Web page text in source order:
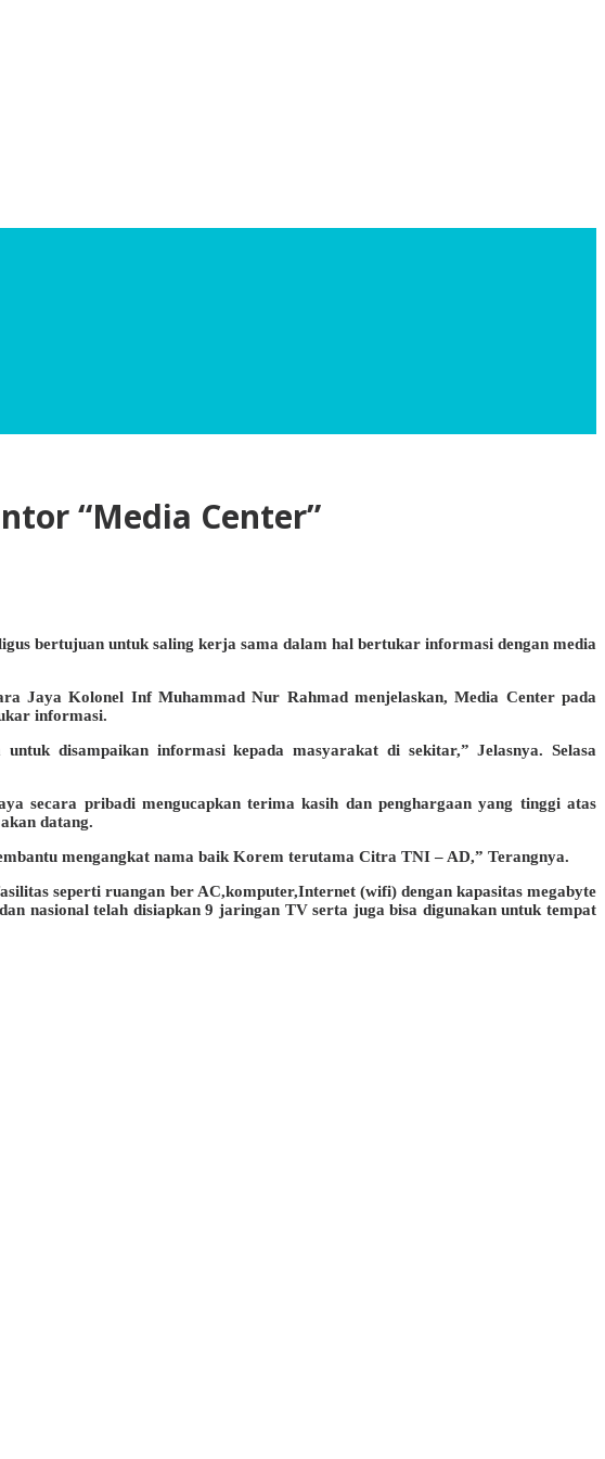
“Media Center”
bertujuan untuk saling kerja sama dalam hal bertukar informasi dengan media
Jaya Kolonel Inf Muhammad Nur Rahmad menjelaskan, Media Center pada
informasi.
disampaikan informasi kepada masyarakat di sekitar,” Jelasnya. Selasa
secara pribadi mengucapkan terima kasih dan penghargaan yang tinggi atas
datang.
mengangkat nama baik Korem terutama Citra TNI – AD,” Terangnya.
seperti ruangan ber AC,komputer,Internet (wifi) dengan kapasitas megabyte
nasional telah disiapkan 9 jaringan TV serta juga bisa digunakan untuk tempat